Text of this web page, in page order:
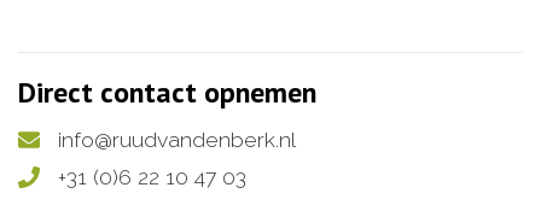
Direct contact opnemen
info@ruudvandenberk.nl
+31 (0)6 22 10 47 03